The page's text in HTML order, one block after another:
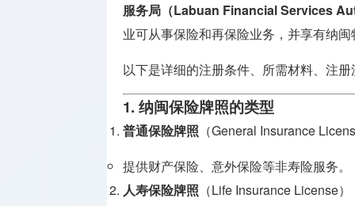
申请
牌照
加密货币
牌照
支付兑换
牌照
服务局（Labuan Financial Services
业可从事保险和再保险业务，并享有纳
以下是详细的注册条件、所需材料、注
1. 纳闽保险牌照的类型
普通保险牌照 （General Insurance
提供财产保险、意外保险等非寿险服务。
人寿保险牌照 （Life Insurance License）